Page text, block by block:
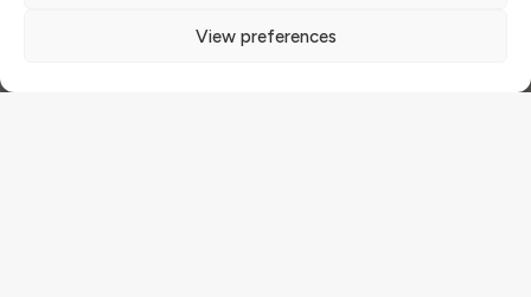
View preferences